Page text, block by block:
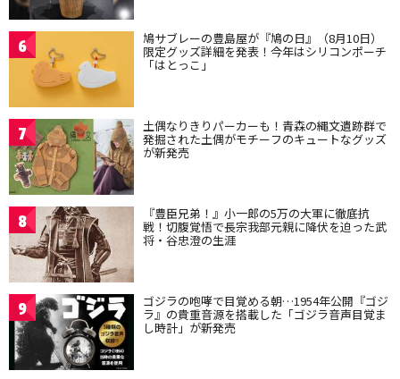
6 鳩サブレーの豊島屋が『鳩の日』（8月10日）
限定グッズ詳細を発表！今年はシリコンポーチ
「はとっこ」
7 土偶なりきりパーカーも！青森の縄文遺跡群で
発掘された土偶がモチーフのキュートなグッズ
が新発売
8 『豊臣兄弟！』小一郎の5万の大軍に徹底抗
戦！切腹覚悟で長宗我部元親に降伏を迫った武
将・谷忠澄の生涯
9 ゴジラの咆哮で目覚める朝…1954年公開『ゴジ
ラ』の貴重音源を搭載した「ゴジラ音声目覚ま
し時計」が新発売